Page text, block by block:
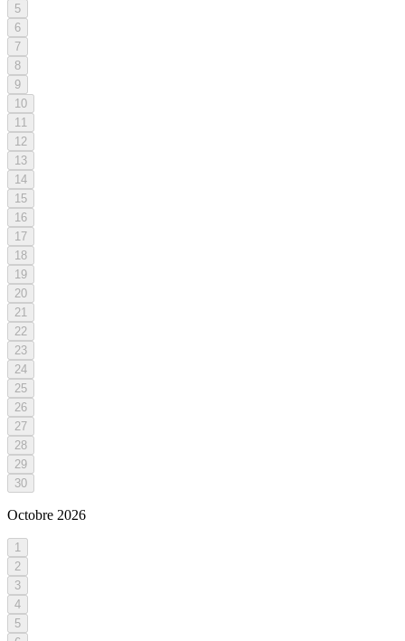
5
6
7
8
9
10
11
12
13
14
15
16
17
18
19
20
21
22
23
24
25
26
27
28
29
30
Octobre 2026
1
2
3
4
5